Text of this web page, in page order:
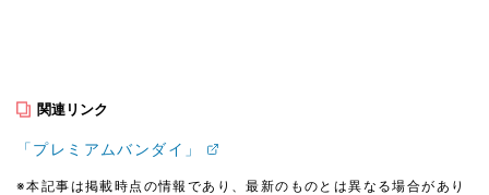
関連リンク
「プレミアムバンダイ」
※本記事は掲載時点の情報であり、最新のものとは異なる場合があり